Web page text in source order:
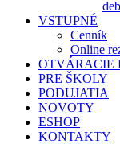
VSTUPNÉ
Cenník
Online
OTVÁRACIE
PRE ŠKOLY
PODUJATIA
NOVOTY
ESHOP
KONTAKTY